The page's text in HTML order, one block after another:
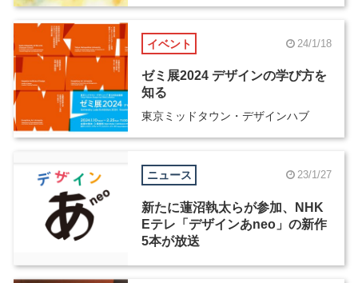
イベント 24/1/18
ゼミ展2024 デザインの学び方を
知る
東京ミッドタウン・デザインハブ
ニュース 23/1/27
新たに蓮沼執太らが参加、NHK
Eテレ「デザインあneo」の新作
5本が放送